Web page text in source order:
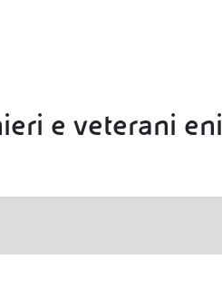
e veterani eni